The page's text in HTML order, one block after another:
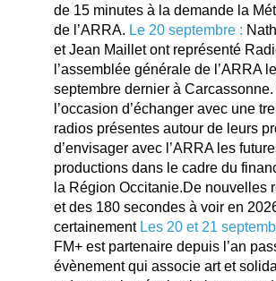
de 15 minutes à la demande la
de l’ARRA. Le 20 septembre :
et Jean Maillet ont représenté
l’assemblée générale de l’ARRA
septembre dernier à Carcassonne.
l’occasion d’échanger avec une
radios présentes autour de leurs
d’envisager avec l’ARRA les
productions dans le cadre du
la Région Occitanie.De nouvelles
et des 180 secondes à voir en
certainement Les 20 et 21
FM+ est partenaire depuis l’an
évènement qui associe art et